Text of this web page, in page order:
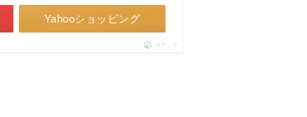
Yahooショッピング
ポチップ